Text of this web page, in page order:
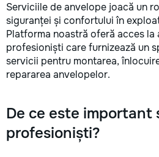
Serviciile de anvelope joacă un
siguranței și confortului în
Platforma noastră oferă acces la
profesioniști care furnizează un
servicii pentru montarea,
repararea anvelopelor.
De ce este important
profesioniști?